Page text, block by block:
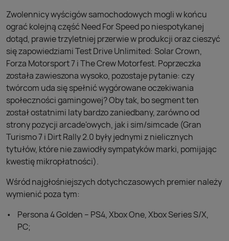
Zwolennicy wyścigów samochodowych mogli w końcu
ograć kolejną część Need For Speed po niespotykanej
dotąd, prawie trzyletniej przerwie w produkcji oraz cieszyć
się zapowiedziami Test Drive Unlimited: Solar Crown,
Forza Motorsport 7 i The Crew Motorfest. Poprzeczka
została zawieszona wysoko, pozostaje pytanie: czy
twórcom uda się spełnić wygórowane oczekiwania
społeczności gamingowej? Oby tak, bo segment ten
został ostatnimi laty bardzo zaniedbany, zarówno od
strony pozycji arcade'owych, jak i sim/simcade (Gran
Turismo 7 i Dirt Rally 2.0 były jednymi z nielicznych
tytułów, które nie zawiodły sympatyków marki, pomijając
kwestię mikropłatności).
Wśród najgłośniejszych dotychczasowych premier należy
wymienić poza tym:
Persona 4 Golden – PS4, Xbox One, Xbox Series S/X,
PC;